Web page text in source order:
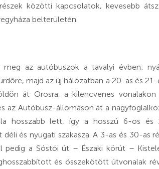
közötti kapcsolatok, kevesebb
belterületén.
az autóbuszok a tavalyi évben:
majd az új hálózatban a 20-as és
át Orosra, a kilencvenes
az Autóbusz-állomáson át a
hosszabb lett, így a hosszú 6-os és
és nyugati szakasza. A 3-as és 30-as
pedig a Sóstói út – Északi körút –
és összekötött útvonalak